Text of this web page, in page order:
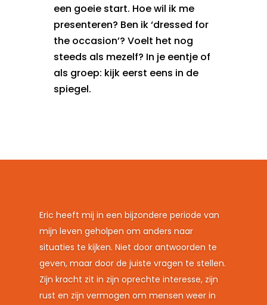
een goeie start. Hoe wil ik me
presenteren? Ben ik ‘dressed for
the occasion’? Voelt het nog
steeds als mezelf? In je eentje of
als groep: kijk eerst eens in de
spiegel.
Eric heeft mij in een bijzondere periode van
mijn leven geholpen om anders naar
situaties te kijken. Niet door antwoorden te
geven, maar door de juiste vragen te stellen.
Zijn kracht zit in zijn oprechte interesse, zijn
rust en zijn vermogen om mensen weer in